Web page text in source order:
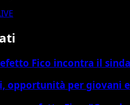
Fico incontra il
opportunità per giovani